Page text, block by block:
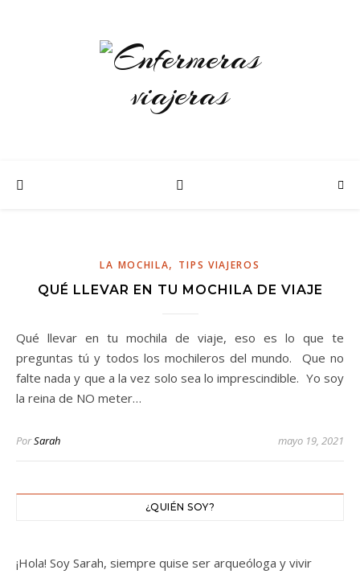
LA MOCHILA, TIPS VIAJEROS
QUÉ LLEVAR EN TU MOCHILA DE VIAJE
Qué llevar en tu mochila de viaje, eso es lo que te
preguntas tú y todos los mochileros del mundo. Que no
falte nada y que a la vez solo sea lo imprescindible. Yo soy
la reina de NO meter…
PorSarah mayo 19, 2021
¿QUIÉN SOY?
¡Hola! Soy Sarah, siempre quise ser arqueóloga y vivir